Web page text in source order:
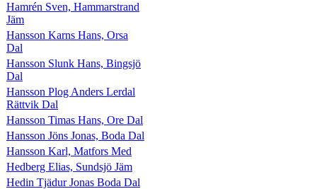
Hamrén Sven, Hammarstrand
Jäm
Hansson Karns Hans, Orsa
Dal
Hansson Slunk Hans, Bingsjö
Dal
Hansson Plog Anders Lerdal
Rättvik Dal
Hansson Timas Hans, Ore Dal
Hansson Jöns Jonas, Boda Dal
Hansson Karl, Matfors Med
Hedberg Elias, Sundsjö Jäm
Hedin Tjädur Jonas Boda Dal